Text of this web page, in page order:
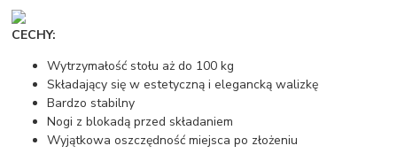
CECHY:
Wytrzymałość stołu aż do 100 kg
Składający się w estetyczną i elegancką walizkę
Bardzo stabilny
Nogi z blokadą przed składaniem
Wyjątkowa oszczędność miejsca po złożeniu